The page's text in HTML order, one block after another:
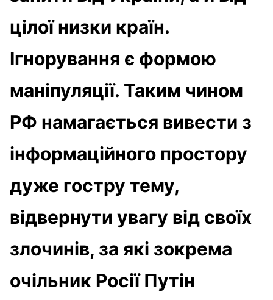
цілої низки країн.
Ігнорування є формою
маніпуляції. Таким чином
РФ намагається вивести з
інформаційного простору
дуже гостру тему,
відвернути увагу від своїх
злочинів, за які зокрема
очільник Росії Путін